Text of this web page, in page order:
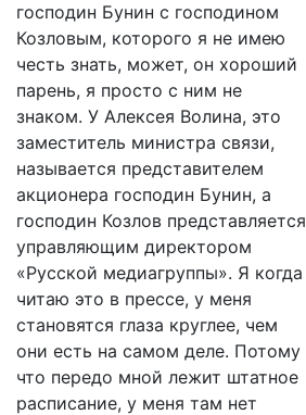
господин Бунин с господином
Козловым, которого я не имею
честь знать, может, он хороший
парень, я просто с ним не
знаком. У Алексея Волина, это
заместитель министра связи,
называется представителем
акционера господин Бунин, а
господин Козлов представляется
управляющим директором
«Русской медиагруппы». Я когда
читаю это в прессе, у меня
становятся глаза круглее, чем
они есть на самом деле. Потому
что передо мной лежит штатное
расписание, у меня там нет